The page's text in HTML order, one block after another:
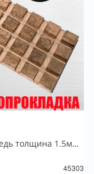
Радиатор ESP-R7Cu для SSD M.2 2280 медь толщина 1.5мм, Espada
45303